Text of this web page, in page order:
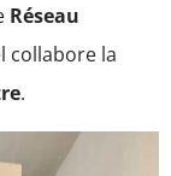
Réseau
collabore la
.